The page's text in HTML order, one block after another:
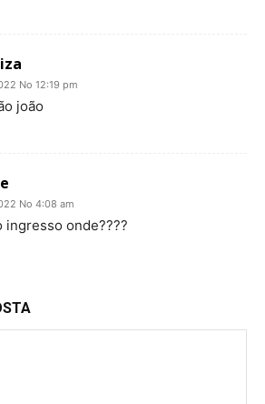
No 12:19 pm
joão
No 4:08 am
ingresso onde????